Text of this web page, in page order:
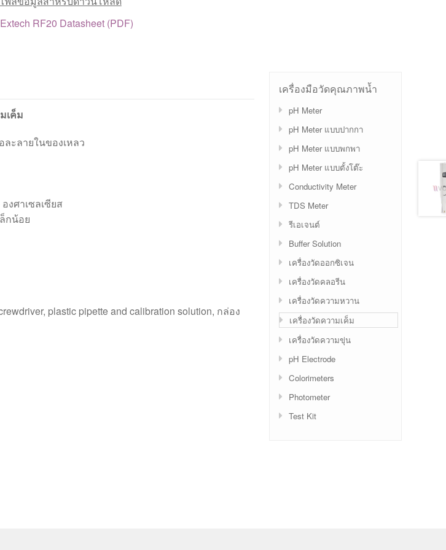
Extech RF20 Datasheet (PDF)
เค็ม
ะลายในของเหลว
งศาเซลเซียส
กน้อย
plastic pipette and calibration solution, กล่อง
เครื่องมือวัดคุณภาพน้ำ
pH Meter
pH Meter แบบปากกา
pH Meter แบบพกพา
pH Meter แบบตั้งโต๊ะ
Conductivity Meter
TDS Meter
รีเอเจนต์
Buffer Solution
เครื่องวัดออกซิเจน
เครื่องวัดคลอรีน
เครื่องวัดความหวาน
เครื่องวัดความเค็ม
เครื่องวัดความขุ่น
pH Electrode
Colorimeters
Photometer
Test Kit